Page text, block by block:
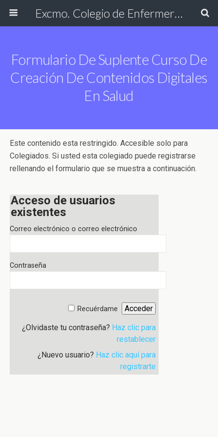
Excmo. Colegio de Enfermería de Cádiz
Formulario De Suplente Curso De
Creación De Contenidos Digitales
En Salud
Este contenido esta restringido. Accesible solo para
Colegiados. Si usted esta colegiado puede registrarse
rellenando el formulario que se muestra a continuación.
Acceso de usuarios
existentes
Correo electrónico o correo electrónico
Contraseña
Recuérdame
¿Olvidaste tu contraseña? Haz clic para
restablecer
¿Nuevo usuario? Haz clic aquí para
registrarte